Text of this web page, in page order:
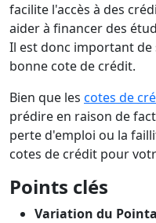
facilite l'accès à des
aider à financer des
Il est donc important
bonne cote de crédit.
Bien que les cotes de
prédire en raison de
perte d'emploi ou la
cotes de crédit pour
Points clés
Variation du